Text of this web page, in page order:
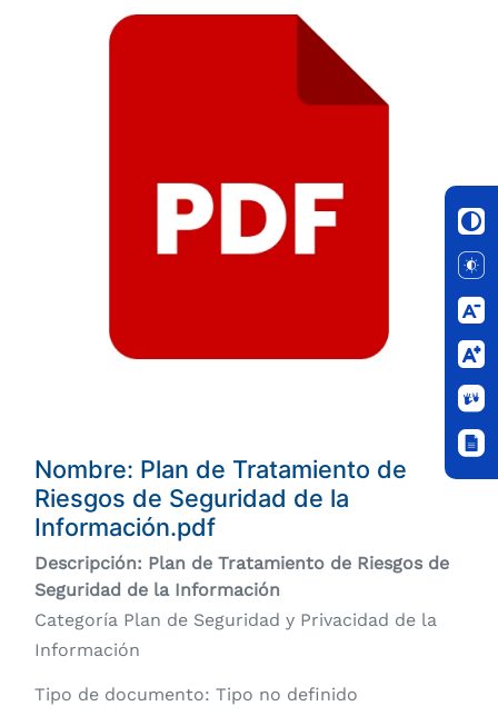
Nombre: Plan de Tratamiento de
Riesgos de Seguridad de la
Información.pdf
Descripción: Plan de Tratamiento de Riesgos de
Seguridad de la Información
Categoría Plan de Seguridad y Privacidad de la
Información
Tipo de documento: Tipo no definido